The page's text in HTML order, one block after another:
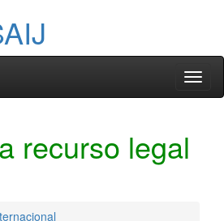
recurso legal